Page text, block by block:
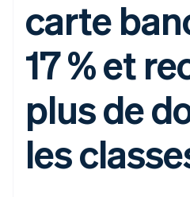
Moyens de
paiement
de 125
Terminal
personne
Authorization
Acceptation
optimisée
Rapports
Data
des
l’application
Marketplaces
Gestion
Plateformes
SaaS
Entreprises
Gérer des
abonnements
Proposer une
facturation à
Émettre des
bancaires
des
Fournir et
services avec
Entreprise
Roadmap
Sessions :
annuelle
Carrières
presse
carte
17 % et
plus de
les